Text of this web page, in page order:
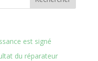
est signé
du réparateur